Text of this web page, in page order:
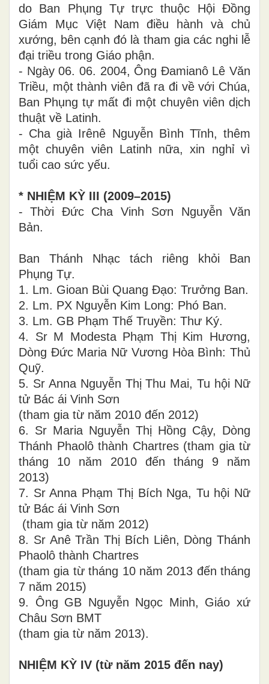
do Ban Phụng Tự trực thuộc Hội Đồng
Giám Mục Việt Nam điều hành và chủ
xướng, bên cạnh đó là tham gia các nghi lễ
đại triều trong Giáo phận.
- Ngày 06. 06. 2004, Ông Đamianô Lê Văn
Triều, một thành viên đã ra đi về với Chúa,
Ban Phụng tự mất đi một chuyên viên dịch
thuật về Latinh.
- Cha già Irênê Nguyễn Bình Tĩnh, thêm
một chuyên viên Latinh nữa, xin nghỉ vì
tuổi cao sức yếu.
* NHIỆM KỲ III (2009–2015)
- Thời Đức Cha Vinh Sơn Nguyễn Văn
Bản.
Ban Thánh Nhạc tách riêng khỏi Ban
Phụng Tự.
1. Lm. Gioan Bùi Quang Đạo: Trưởng Ban.
2. Lm. PX Nguyễn Kim Long: Phó Ban.
3. Lm. GB Phạm Thế Truyền: Thư Ký.
4. Sr M Modesta Phạm Thị Kim Hương,
Dòng Đức Maria Nữ Vương Hòa Bình: Thủ
Quỹ.
5. Sr Anna Nguyễn Thị Thu Mai, Tu hội Nữ
tử Bác ái Vinh Sơn
(tham gia từ năm 2010 đến 2012)
6. Sr Maria Nguyễn Thị Hồng Cậy, Dòng
Thánh Phaolô thành Chartres (tham gia từ
tháng 10 năm 2010 đến tháng 9 năm
2013)
7. Sr Anna Phạm Thị Bích Nga, Tu hội Nữ
tử Bác ái Vinh Sơn
(tham gia từ năm 2012)
8. Sr Anê Trần Thị Bích Liên, Dòng Thánh
Phaolô thành Chartres
(tham gia từ tháng 10 năm 2013 đến tháng
7 năm 2015)
9. Ông GB Nguyễn Ngọc Minh, Giáo xứ
Châu Sơn BMT
(tham gia từ năm 2013).
NHIỆM KỲ IV (từ năm 2015 đến nay)